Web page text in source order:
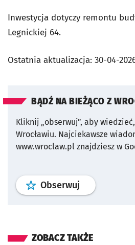
Inwestycja dotyczy remontu
Legnickiej 64.
Ostatnia aktualizacja: 30-04-
BĄDŹ NA BIEŻĄCO Z
Kliknij „obserwuj”, aby
Wrocławiu. Najciekawsze
www.wroclaw.pl znajdziesz w
Obserwuj profil
ZOBACZ TAKŻE